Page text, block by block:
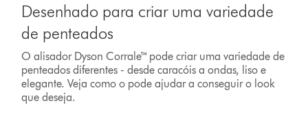
Desenhado para criar uma variedade
de penteados
O alisador Dyson Corrale™ pode criar uma variedade de
penteados diferentes - desde caracóis a ondas, liso e
elegante. Veja como o pode ajudar a conseguir o look
que deseja.